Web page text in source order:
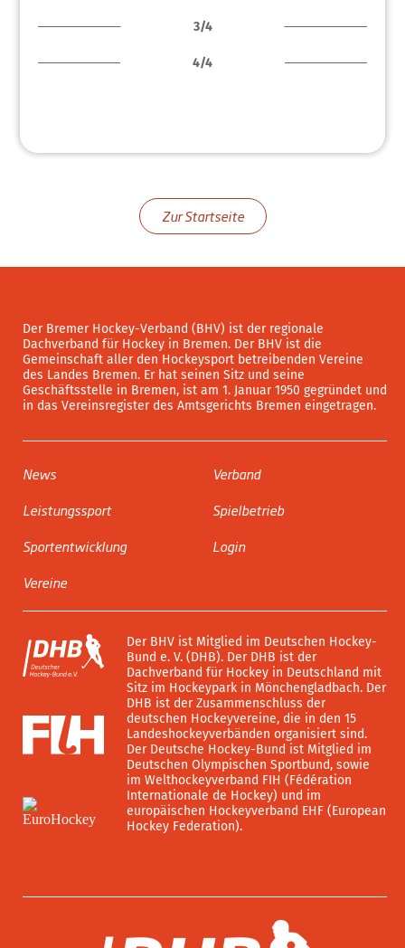
3/4
4/4
Zur Startseite
Der Bremer Hockey-Verband (BHV) ist der regionale
Dachverband für Hockey in Bremen. Der BHV ist die
Gemeinschaft aller den Hockeysport betreibenden Vereine
des Landes Bremen. Er hat seinen Sitz und seine
Geschäftsstelle in Bremen, ist am 1. Januar 1950 gegründet und
in das Vereinsregister des Amtsgerichts Bremen eingetragen.
News
Leistungssport
Sportentwicklung
Vereine
Verband
Spielbetrieb
Login
Der BHV ist Mitglied im Deutschen Hockey-
Bund e. V. (DHB). Der DHB ist der
Dachverband für Hockey in Deutschland mit
Sitz im Hockeypark in Mönchengladbach. Der
DHB ist der Zusammenschluss der
deutschen Hockeyvereine, die in den 15
Landeshockeyverbänden organisiert sind.
Der Deutsche Hockey-Bund ist Mitglied im
Deutschen Olympischen Sportbund, sowie
im Welthockeyverband FIH (Fédération
Internationale de Hockey) und im
europäischen Hockeyverband EHF (European
Hockey Federation).